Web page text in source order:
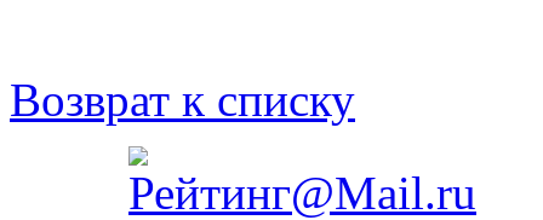
Возврат к списку